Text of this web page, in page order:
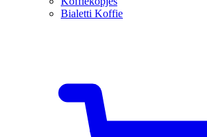
Bialetti Koffie